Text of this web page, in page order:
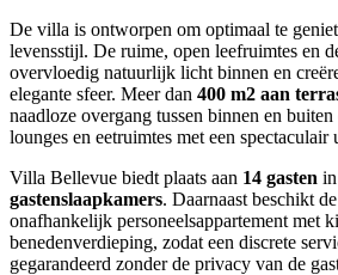
De villa is ontworpen om optimaal te
levensstijl. De ruime, open leefruimtes en
overvloedig natuurlijk licht binnen en
elegante sfeer. Meer dan 400 m2 aan
naadloze overgang tussen binnen en
lounges en eetruimtes met een spectaculair
Villa Bellevue biedt plaats aan 14 gasten in
gastenslaapkamers. Daarnaast beschikt
onafhankelijk personeelsappartement met
benedenverdieping, zodat een discrete
gegarandeerd zonder de privacy van de